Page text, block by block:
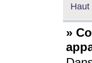
Haut
»